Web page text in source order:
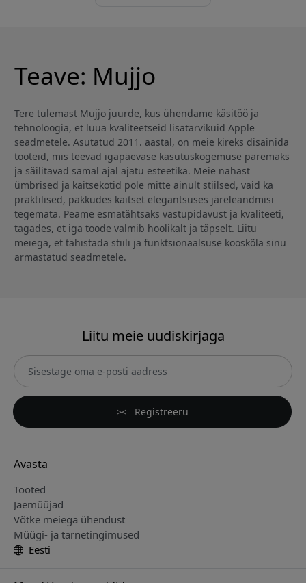
Teave: Mujjo
Tere tulemast Mujjo juurde, kus ühendame käsitöö ja
tehnoloogia, et luua kvaliteetseid lisatarvikuid Apple
seadmetele. Asutatud 2011. aastal, on meie kireks disainida
tooteid, mis teevad igapäevase kasutuskogemuse paremaks
ja säilitavad samal ajal ajatu esteetika. Meie nahast
ümbrised ja kaitsekotid pole mitte ainult stiilsed, vaid ka
praktilised, pakkudes kaitset elegantsuses järeleandmisi
tegemata. Peame esmatähtsaks vastupidavust ja kvaliteeti,
tagades, et iga toode valmib hoolikalt ja täpselt. Liitu
meiega, et tähistada stiili ja funktsionaalsuse kooskõla sinu
armastatud seadmetele.
Liitu meie uudiskirjaga
Registreeru
Avasta
Tooted
Jaemüüjad
Võtke meiega ühendust
Müügi- ja tarnetingimused
Eesti